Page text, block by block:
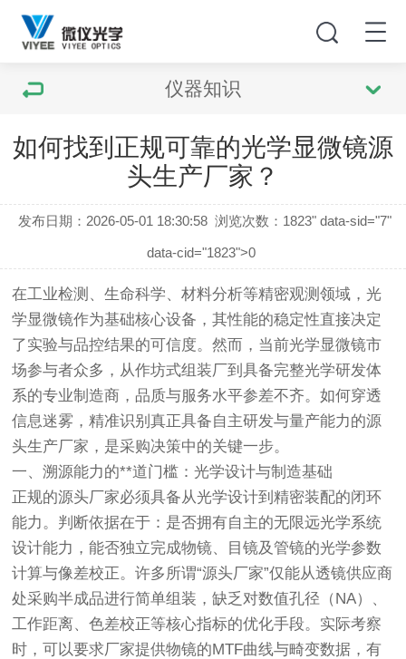
仪器知识
如何找到正规可靠的光学显微镜源
头生产厂家？
发布日期：2026-05-01 18:30:58 浏览次数： 1823" data-sid="7"
data-cid="1823">0
在工业检测、生命科学、材料分析等精密观测领域，光
学显微镜作为基础核心设备，其性能的稳定性直接决定
了实验与品控结果的可信度。然而，当前光学显微镜市
场参与者众多，从作坊式组装厂到具备完整光学研发体
系的专业制造商，品质与服务水平参差不齐。如何穿透
信息迷雾，精准识别真正具备自主研发与量产能力的源
头生产厂家，是采购决策中的关键一步。
一、溯源能力的**道门槛：光学设计与制造基础
正规的源头厂家必须具备从光学设计到精密装配的闭环
能力。判断依据在于：是否拥有自主的无限远光学系统
设计能力，能否独立完成物镜、目镜及管镜的光学参数
计算与像差校正。许多所谓“源头厂家”仅能从透镜供应商
处采购半成品进行简单组装，缺乏对数值孔径（NA）、
工作距离、色差校正等核心指标的优化手段。实际考察
时，可以要求厂家提供物镜的MTF曲线与畸变数据，有